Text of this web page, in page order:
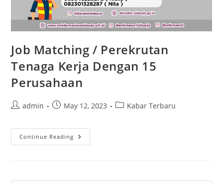
Job Matching / Perekrutan
Tenaga Kerja Dengan 15
Perusahaan
Postadmin
PostMay 12, 2023
PostKabar Terbaru
Continue Reading Job
Matching
Dengan